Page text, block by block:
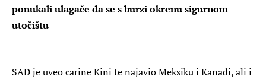
ponukali ulagače da se s burzi okrenu sigurnom
utočištu
SAD je uveo carine Kini te najavio Meksiku i Kanadi, ali i